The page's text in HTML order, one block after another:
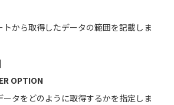
トから取得したデータの範囲を記載しま
OPTION
ータをどのように取得するかを指定しま